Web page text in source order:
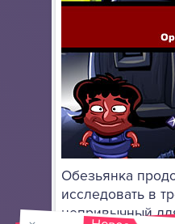
Обезьянка
исследовать в
непривычный